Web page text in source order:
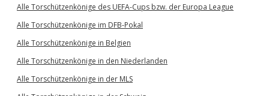
Alle Torschützenkönige des UEFA-Cups bzw. der Europa League
Alle Torschützenkönige im DFB-Pokal
Alle Torschützenkönige in Belgien
Alle Torschützenkönige in den Niederlanden
Alle Torschützenkönige in der MLS